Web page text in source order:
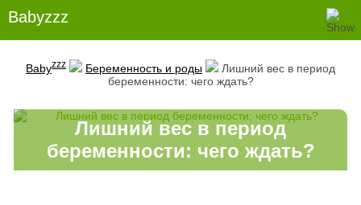
Babyzzz
Babyzzz Беременность и роды
Лишний вес в период
беременности: чего ждать?
Лишний вес в период
беременности: чего ждать?